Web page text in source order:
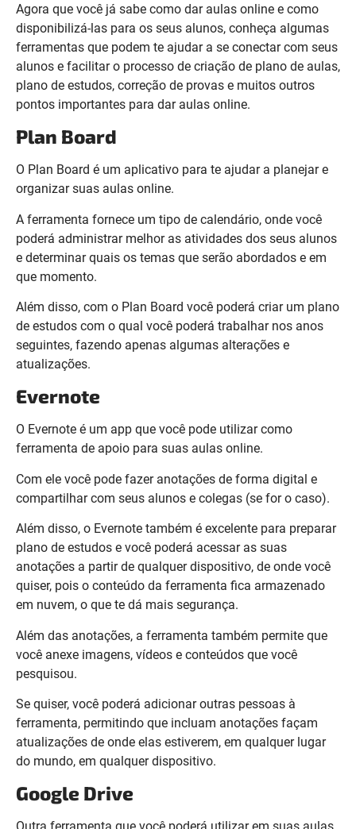
Agora que você já sabe como dar aulas online e como
disponibilizá-las para os seus alunos, conheça algumas
ferramentas que podem te ajudar a se conectar com seus
alunos e facilitar o processo de criação de plano de aulas,
plano de estudos, correção de provas e muitos outros
pontos importantes para dar aulas online.
Plan Board
O Plan Board é um aplicativo para te ajudar a planejar e
organizar suas aulas online.
A ferramenta fornece um tipo de calendário, onde você
poderá administrar melhor as atividades dos seus alunos
e determinar quais os temas que serão abordados e em
que momento.
Além disso, com o Plan Board você poderá criar um plano
de estudos com o qual você poderá trabalhar nos anos
seguintes, fazendo apenas algumas alterações e
atualizações.
Evernote
O Evernote é um app que você pode utilizar como
ferramenta de apoio para suas aulas online.
Com ele você pode fazer anotações de forma digital e
compartilhar com seus alunos e colegas (se for o caso).
Além disso, o Evernote também é excelente para preparar
plano de estudos e você poderá acessar as suas
anotações a partir de qualquer dispositivo, de onde você
quiser, pois o conteúdo da ferramenta fica armazenado
em nuvem, o que te dá mais segurança.
Além das anotações, a ferramenta também permite que
você anexe imagens, vídeos e conteúdos que você
pesquisou.
Se quiser, você poderá adicionar outras pessoas à
ferramenta, permitindo que incluam anotações façam
atualizações de onde elas estiverem, em qualquer lugar
do mundo, em qualquer dispositivo.
Google Drive